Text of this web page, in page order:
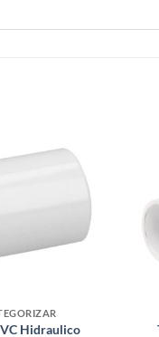
Hidraulico